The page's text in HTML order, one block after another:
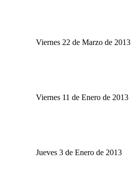
Viernes 22 de Marzo de 2013
Viernes 11 de Enero de 2013
Jueves 3 de Enero de 2013